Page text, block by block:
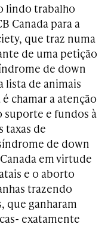
lindo trabalho
Canada para a
que traz numa
de uma petição
de down
lista de animais
chamar a atenção
e fundos à
taxas de
de down
em virtude
e o aborto
trazendo
que ganharam
exatamente